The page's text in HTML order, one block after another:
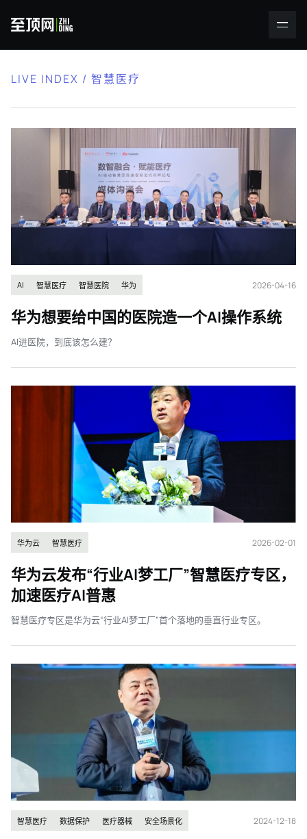
LIVE INDEX / 智慧医疗
AI 智慧医疗 智慧医院 华为 2026-04-16
华为想要给中国的医院造一个AI操作系统
AI进医院，到底该怎么建？
华为云 智慧医疗 2026-02-01
华为云发布“行业AI梦工厂”智慧医疗专区，
加速医疗AI普惠
智慧医疗专区是华为云“行业AI梦工厂”首个落地的垂直行业专区。
智慧医疗 数据保护 医疗器械 安全场景化 2024-12-18